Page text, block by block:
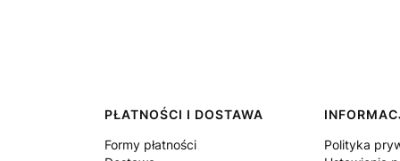
PŁATNOŚCI I DOSTAWA
Formy płatności
Polityka